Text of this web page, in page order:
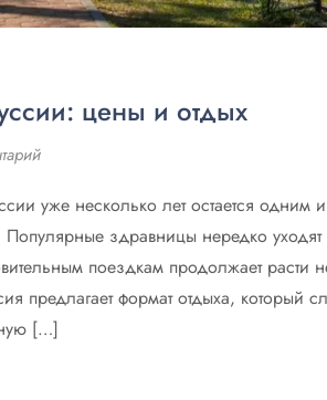
цены и отдых
уже несколько лет остается одним
Популярные здравницы нередко
поездкам продолжает расти
предлагает формат отдыха, который
[…]